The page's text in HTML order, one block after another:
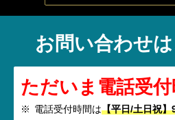
お問い合わせ
ただいま電話受
電話受付時間は【平日/土日祝